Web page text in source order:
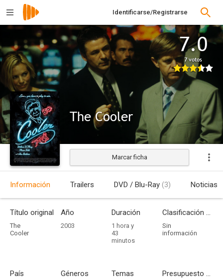
Identificarse/Registrarse
7.0
7 votos
The Cooler
Estrenada
Marcar ficha
Información Trailers DVD / Blu-Ray (3) Noticias
Título original
The
Cooler
Año
2003
Duración
1 hora y
43
minutos
Clasificación por edades
Sin
información
País Géneros Temas Presupuesto - Ingresos